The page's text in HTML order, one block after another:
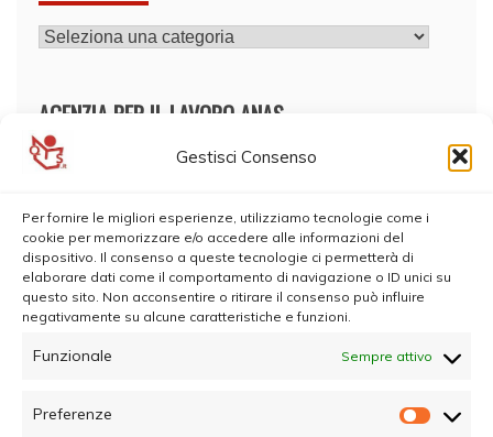
Gestisci Consenso
Per fornire le migliori esperienze, utilizziamo tecnologie come i
cookie per memorizzare e/o accedere alle informazioni del
dispositivo. Il consenso a queste tecnologie ci permetterà di
elaborare dati come il comportamento di navigazione o ID unici su
questo sito. Non acconsentire o ritirare il consenso può influire
negativamente su alcune caratteristiche e funzioni.
Funzionale Sempre attivo
Preferenze
CATEGORIE
AGENZIA PER IL LAVORO ANAS